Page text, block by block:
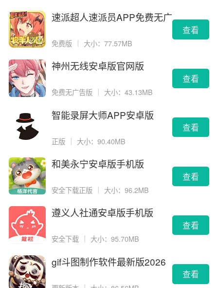
速派超人速派员APP免费无广
免费版 大小：77.57MB
查看
神州无线安卓版官网版
免费无广告版 大小：43.13MB
查看
智能录屏大师APP安卓版
正版 ｜ 大小：90.40MB
查看
和美永宁安卓版手机版
安全下载正版 大小：96.2MB
查看
遵义人社通安卓版手机版
安全下载 大小：95.70MB
查看
gif斗图制作软件最新版2026
查看